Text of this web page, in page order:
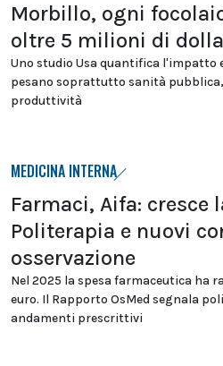
Morbillo, ogni
oltre 5 milioni di
Uno studio Usa quantifica l'impatto
pesano soprattutto sanità
produttività
MEDICINA INTERNA
Farmaci, Aifa: cresce
Politerapia e nuovi
osservazione
Nel 2025 la spesa farmaceutica ha
euro. Il Rapporto OsMed segnala
andamenti prescrittivi